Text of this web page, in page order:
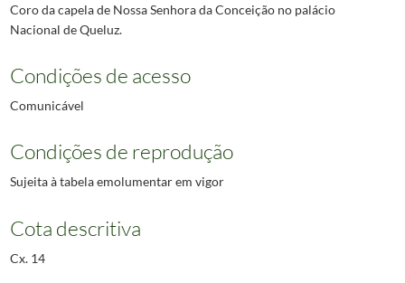
Coro da capela de Nossa Senhora da Conceição no palácio
Nacional de Queluz.
Condições de acesso
Comunicável
Condições de reprodução
Sujeita à tabela emolumentar em vigor
Cota descritiva
Cx. 14